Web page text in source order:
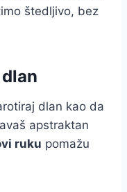
štedljivo, bez
dlan kao da
apstraktan
ruku pomažu